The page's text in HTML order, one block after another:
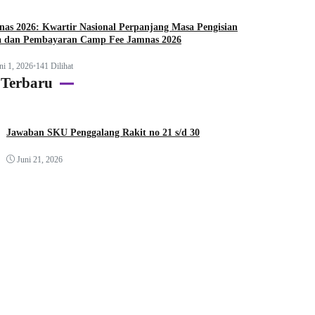
2026: Kwartir Nasional Perpanjang Masa Pengisian
dan Pembayaran Camp Fee Jamnas 2026
1, 2026•141 Dilihat
Jawaban SKU Penggalang Rakit no 21 s/d 30
Juni 21, 2026